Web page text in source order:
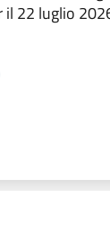
il 22 luglio